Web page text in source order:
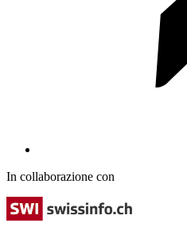
In collaborazione con